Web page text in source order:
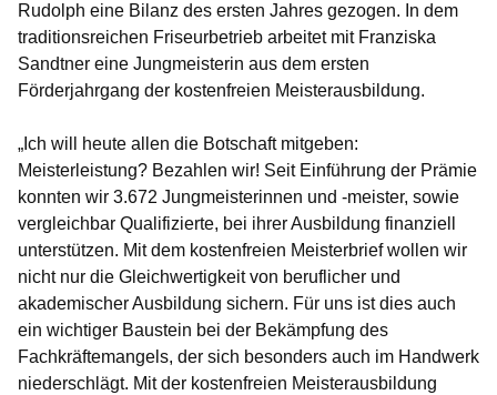
Rudolph eine Bilanz des ersten Jahres gezogen. In dem
traditionsreichen Friseurbetrieb arbeitet mit Franziska
Sandtner eine Jungmeisterin aus dem ersten
Förderjahrgang der kostenfreien Meisterausbildung.
„Ich will heute allen die Botschaft mitgeben:
Meisterleistung? Bezahlen wir! Seit Einführung der Prämie
konnten wir 3.672 Jungmeisterinnen und -meister, sowie
vergleichbar Qualifizierte, bei ihrer Ausbildung finanziell
unterstützen. Mit dem kostenfreien Meisterbrief wollen wir
nicht nur die Gleichwertigkeit von beruflicher und
akademischer Ausbildung sichern. Für uns ist dies auch
ein wichtiger Baustein bei der Bekämpfung des
Fachkräftemangels, der sich besonders auch im Handwerk
niederschlägt. Mit der kostenfreien Meisterausbildung